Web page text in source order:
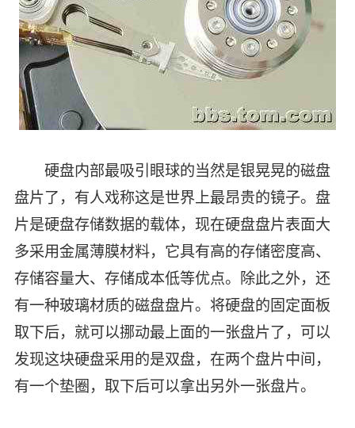
硬盘内部最吸引眼球的当然是银晃晃的磁盘
盘片了，有人戏称这是世界上最昂贵的镜子。盘
片是硬盘存储数据的载体，现在硬盘盘片表面大
多采用金属薄膜材料，它具有高的存储密度高、
存储容量大、存储成本低等优点。除此之外，还
有一种玻璃材质的磁盘盘片。将硬盘的固定面板
取下后，就可以挪动最上面的一张盘片了，可以
发现这块硬盘采用的是双盘，在两个盘片中间，
有一个垫圈，取下后可以拿出另外一张盘片。